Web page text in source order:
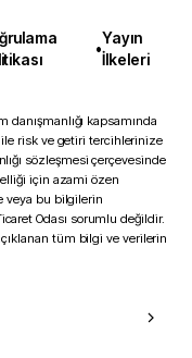
•
Yayın
İlkeleri
kapsamında
ile risk ve getiri tercihlerinize
sözleşmesi çerçevesinde
için azami özen
veya bu bilgilerin
Odası sorumlu değildir.
tüm bilgi ve verilerin